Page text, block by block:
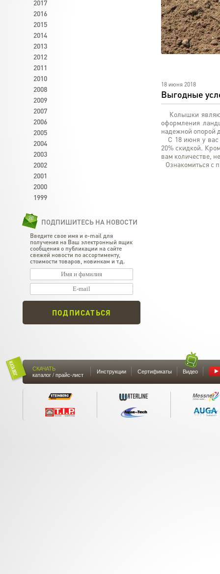
18 июня 2018
Выгодные
Колышки
оформления
надежной опорой
С 18 июня у вас
20% скидкой.
вам количестве,
Ознакомиться с
2017
2016
2015
2014
2013
2012
2011
2010
2008
2009
2007
2006
2005
2004
2003
2002
2001
2000
1999
ПОДПИШИТЕСЬ НА НОВОСТИ
Введите свое имя и e-mail для
получения на Ваш электронный ящик
сообщения о публикации на сайте
свежей новости по ассортименту,
стоимости товаров, новинкам и т.д.
ПОДПИСАТЬСЯ
СКАЧАТЬ
каталог / прайс-лист
Инструкции Сертификаты Видео